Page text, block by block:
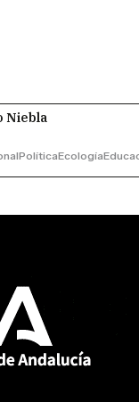
Niebla
PolíticaEcología